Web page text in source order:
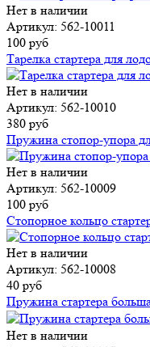
Нет в наличии
Артикул: 562-10011
100 руб
Тарелка стартера для
Нет в наличии
Артикул: 562-10010
380 руб
Пружина стопор-упора
Нет в наличии
Артикул: 562-10009
100 руб
Стопорное кольцо
Нет в наличии
Артикул: 562-10008
40 руб
Пружина стартера
Нет в наличии